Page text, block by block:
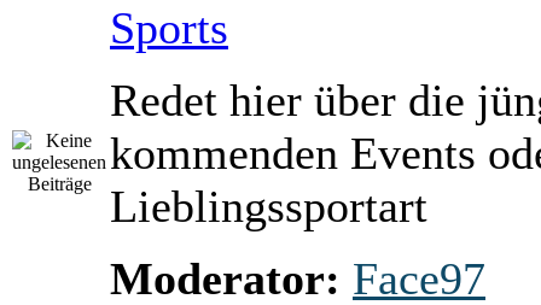
Sports
Redet hier über die
kommenden Events
Lieblingssportart
Moderator: Face97